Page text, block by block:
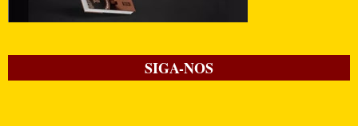
SIGA-NOS